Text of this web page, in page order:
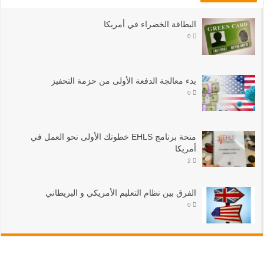
البطاقة الخضراء في أمريكا
0
بدء معالجة الدفعة الأولى من حزمة التحفيز
0
منحة برنامج EHLS خطوتك الأولى نحو العمل في
أمريكا
2
الفرق بين نظام التعليم الأمريكي و البريطاني
0